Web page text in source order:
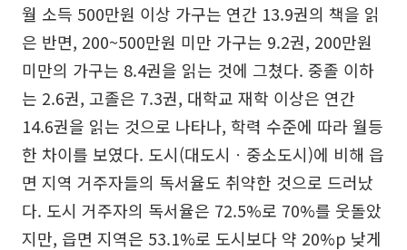
월 소득 500만원 이상 가구는 연간 13.9권의 책을 읽
은 반면, 200~500만원 미만 가구는 9.2권, 200만원
미만의 가구는 8.4권을 읽는 것에 그쳤다. 중졸 이하
는 2.6권, 고졸은 7.3권, 대학교 재학 이상은 연간
14.6권을 읽는 것으로 나타나, 학력 수준에 따라 월등
한 차이를 보였다. 도시(대도시ㆍ중소도시)에 비해 읍
면 지역 거주자들의 독서율도 취약한 것으로 드러났
다. 도시 거주자의 독서율은 72.5%로 70%를 웃돌았
지만, 읍면 지역은 53.1%로 도시보다 약 20%p 낮게